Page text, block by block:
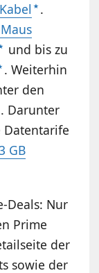
.
und bis zu
. Weiterhin
den
. Darunter
Datentarife
GB
Deals: Nur
Prime
der
sowie der